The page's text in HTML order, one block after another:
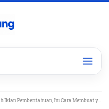
Ini Cara Membuat yang Paling Baik dan Benar!